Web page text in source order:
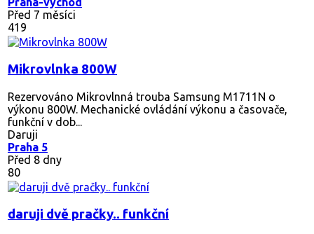
Před 7 měsíci
419
Mikrovlnka 800W
Rezervováno Mikrovlnná trouba Samsung M1711N o
výkonu 800W. Mechanické ovládání výkonu a časovače,
funkční v dob...
Daruji
Praha 5
Před 8 dny
80
daruji dvě pračky.. funkční